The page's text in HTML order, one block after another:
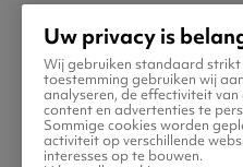
Zeker van veilig
Boek ook direct
in Brussel
Uw privacy is
Wij gebruiken standaard
toestemming gebruiken wij
analyseren, de effectiviteit
content en advertenties te
Sommige cookies worden
activiteit op verschillende
interesses op te bouwen.